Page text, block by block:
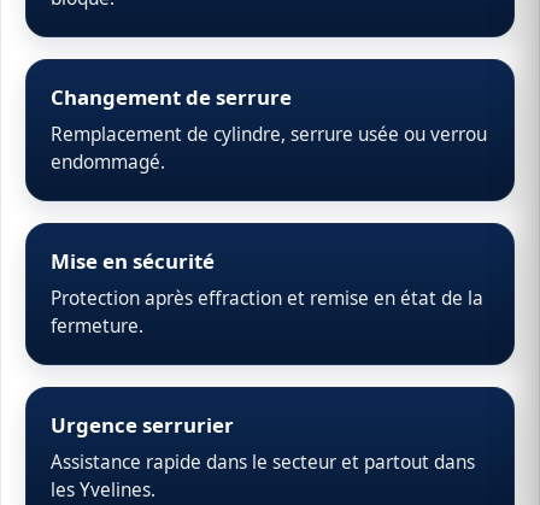
Changement de serrure
Remplacement de cylindre, serrure usée ou verrou
endommagé.
Mise en sécurité
Protection après effraction et remise en état de la
fermeture.
Urgence serrurier
Assistance rapide dans le secteur et partout dans
les Yvelines.